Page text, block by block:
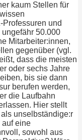
kaum Stellen für
und
50.000
Mitarbeiter:innen,
gegenüber (vgl.
dass die meisten
oder sechs Jahre
bis sie dann
berufen werden,
die Laufbahn
Hier stellt
unselbständige:r
auf eine
sowohl aus